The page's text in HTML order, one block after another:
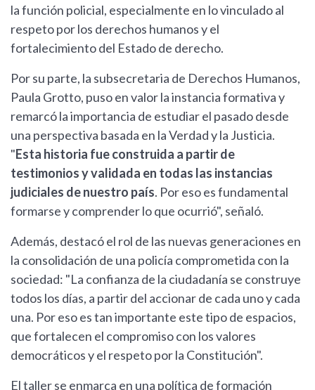
la función policial, especialmente en lo vinculado al
respeto por los derechos humanos y el
fortalecimiento del Estado de derecho.
Por su parte, la subsecretaria de Derechos Humanos,
Paula Grotto, puso en valor la instancia formativa y
remarcó la importancia de estudiar el pasado desde
una perspectiva basada en la Verdad y la Justicia.
"Esta historia fue construida a partir de
testimonios y validada en todas las instancias
judiciales de nuestro país. Por eso es fundamental
formarse y comprender lo que ocurrió", señaló.
Además, destacó el rol de las nuevas generaciones en
la consolidación de una policía comprometida con la
sociedad: "La confianza de la ciudadanía se construye
todos los días, a partir del accionar de cada uno y cada
una. Por eso es tan importante este tipo de espacios,
que fortalecen el compromiso con los valores
democráticos y el respeto por la Constitución".
El taller se enmarca en una política de formación